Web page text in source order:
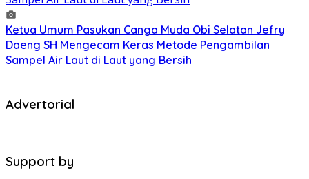
Ketua Umum Pasukan Canga Muda Obi Selatan Jefry
Daeng SH Mengecam Keras Metode Pengambilan
Sampel Air Laut di Laut yang Bersih
Advertorial
Support by